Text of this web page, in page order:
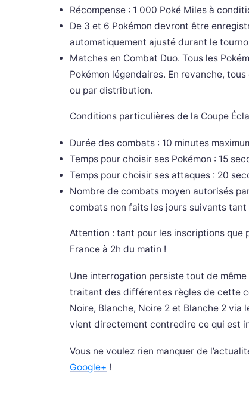
Récompense : 1 000 Poké Miles à
De 3 et 6 Pokémon devront être
automatiquement ajusté durant le
Matches en Combat Duo. Tous les
Pokémon légendaires. En revanche,
ou par distribution.
Conditions particulières de la Coupe
Durée des combats : 10 minutes
Temps pour choisir ses Pokémon : 15
Temps pour choisir ses attaques : 20
Nombre de combats moyen autorisés
combats non faits les jours suivants tant
Attention : tant pour les inscriptions que
France à 2h du matin !
Une interrogation persiste tout de même
traitant des différentes règles de cette
Noire, Blanche, Noire 2 et Blanche 2
vient directement contredire ce qui est
Vous ne voulez rien manquer de
Google+ !